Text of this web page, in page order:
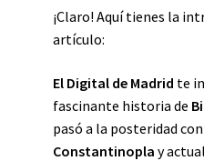
¡Claro! Aquí tienes la
artículo:
El Digital de Madrid te
fascinante historia de
pasó a la posteridad
Constantinopla y